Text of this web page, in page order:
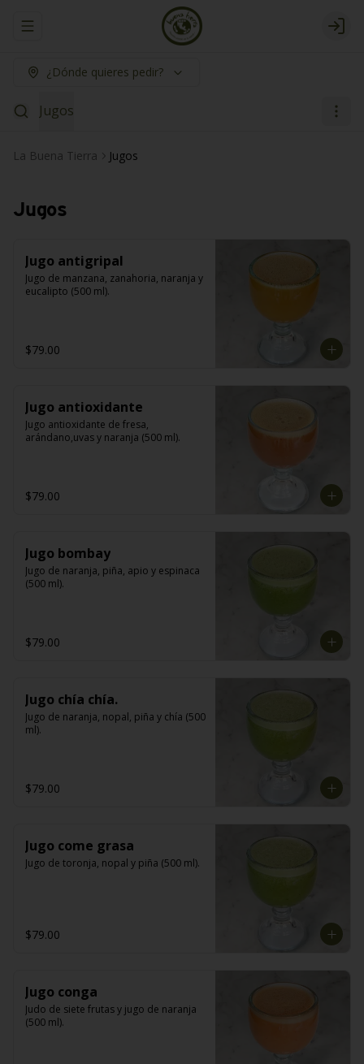
Abrir menu de navegación Login
¿Dónde quieres pedir?
Jugos
La Buena Tierra Jugos
Jugos
Jugo antigripal
Jugo de manzana, zanahoria, naranja y
eucalipto (500 ml).
$79.00
Jugo antioxidante
Jugo antioxidante de fresa,
arándano,uvas y naranja (500 ml).
$79.00
Jugo bombay
Jugo de naranja, piña, apio y espinaca
(500 ml).
$79.00
Jugo chía chía.
Jugo de naranja, nopal, piña y chía (500
ml).
$79.00
Jugo come grasa
Jugo de toronja, nopal y piña (500 ml).
$79.00
Jugo conga
Judo de siete frutas y jugo de naranja
(500 ml).